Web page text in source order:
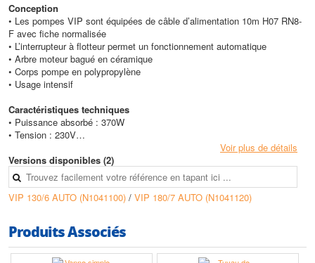
Conception
• Les pompes VIP sont équipées de câble d’alimentation 10m H07 RN8-
F avec fiche normalisée
• L’interrupteur à flotteur permet un fonctionnement automatique
• Arbre moteur bagué en céramique
• Corps pompe en polypropylène
• Usage intensif
Caractéristiques techniques
• Puissance absorbé : 370W
• Tension : 230V
• Emplacement mini pour fonctionnement : 330 mm/150 mm
• Profondeur d’immersion max : 7 mètres
• Câble d’alimentation : 10 mètres
• Orifice aspiration/refoulement : 1''1/4
• Passage impureté max : 6 mm
• Hauteur max (HMT) : 7 m
• Débit max : 10,8 m3/h
Voir plus de détails
Versions disponibles (2)
VIP 130/6 AUTO (N1041100) / VIP 180/7 AUTO (N1041120)
Produits Associés